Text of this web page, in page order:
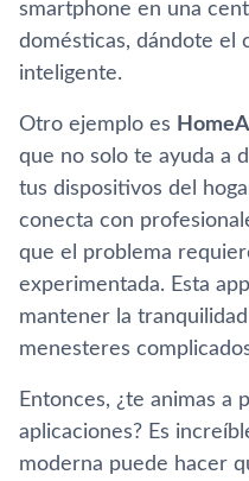
smartphone en una
domésticas, dándote el
inteligente.
Otro ejemplo es
que no solo te ayuda a
tus dispositivos del
conecta con
que el problema
experimentada. Esta
mantener la
menesteres
Entonces, ¿te animas a
aplicaciones? Es
moderna puede hacer